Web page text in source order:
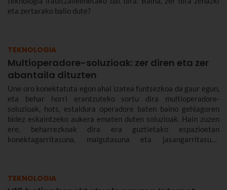
eta zertarako balio dute?
TEKNOLOGIA
Multioperadore-soluzioak: zer diren eta zer
abantaila dituzten
Une oro konektatuta egon ahal izatea funtsezkoa da gaur egun,
eta behar horri erantzuteko sortu dira multioperadore-
soluzioak, hots, estaldura operadore baten baino gehiagoren
bidez eskaintzeko aukera ematen duten soluzioak. Hain zuzen
ere, beharrezkoak dira era guztietako espazioetan
konektagarritasuna, malgutasuna eta jasangarritasuna
TEKNOLOGIA